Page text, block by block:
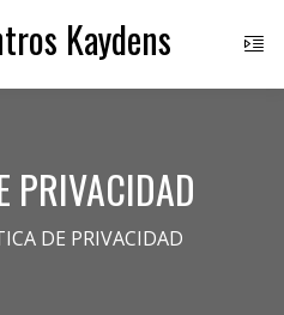
Kaydens
PRIVACIDAD
DE PRIVACIDAD